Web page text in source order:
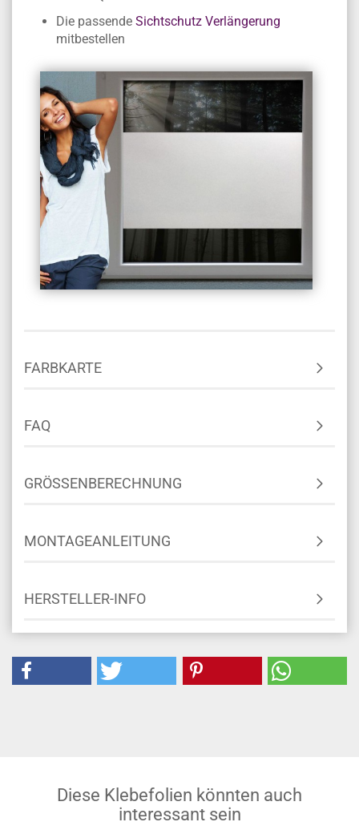
Die passende Sichtschutz Verlängerung
mitbestellen
FARBKARTE
FAQ
GRÖSSENBERECHNUNG
MONTAGEANLEITUNG
HERSTELLER-INFO
Diese Klebefolien könnten auch
interessant sein